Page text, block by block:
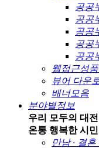
공공
공공
공공
공공
공공
웹접근성
뷰어 다운
배너모음
분야별정보
우리 모두의 대전
온통 행복한 시민
만남 · 결혼